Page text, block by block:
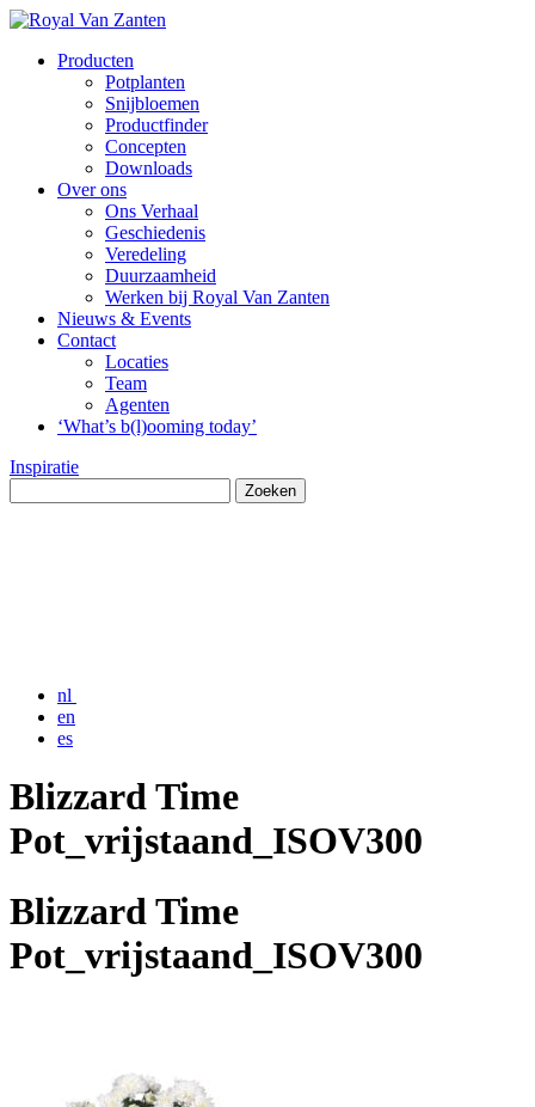
Producten
Potplanten
Snijbloemen
Productfinder
Concepten
Downloads
Over ons
Ons Verhaal
Geschiedenis
Veredeling
Duurzaamheid
Werken bij Royal Van Zanten
Nieuws & Events
Contact
Locaties
Team
Agenten
‘What’s b(l)ooming today’
Inspiratie
nl
en
es
Blizzard Time
Pot_vrijstaand_ISOV300
Blizzard Time
Pot_vrijstaand_ISOV300